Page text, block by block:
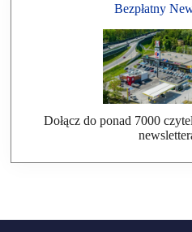
Bezpłatny
Dołącz do ponad 7000